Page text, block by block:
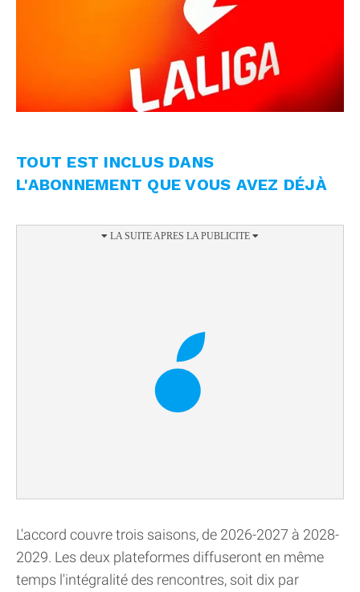
TOUT EST INCLUS DANS
L'ABONNEMENT QUE VOUS AVEZ DÉJÀ
L'accord couvre trois saisons, de 2026-2027 à 2028-
2029. Les deux plateformes diffuseront en même
temps l'intégralité des rencontres, soit dix par